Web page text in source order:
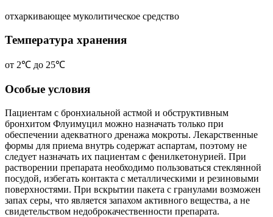
отхаркивающее муколитическое средство
Температура хранения
от 2℃ до 25℃
Особые условия
Пациентам с бронхиальной астмой и обструктивным
бронхитом Флуимуцил можно назначать только при
обеспечении адекватного дренажа мокроты. Лекарственные
формы для приема внутрь содержат аспартам, поэтому не
следует назначать их пациентам с фенилкетонурией. При
растворении препарата необходимо пользоваться стеклянной
посудой, избегать контакта с металлическими и резиновыми
поверхностями. При вскрытии пакета с гранулами возможен
запах серы, что является запахом активного вещества, а не
свидетельством недоброкачественности препарата.